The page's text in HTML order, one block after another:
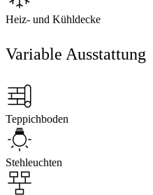
Heiz- und Kühldecke
Variable Ausstattung
Teppichboden
Stehleuchten